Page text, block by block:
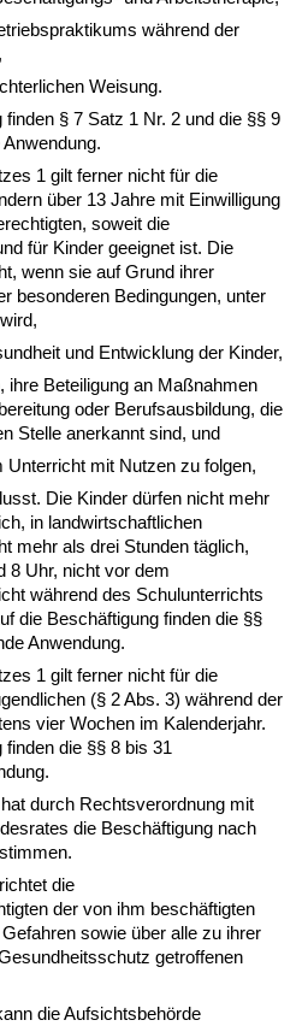
während der
Weisung.
§ 7 Satz 1 Nr. 2 und die §§ 9
1 gilt ferner nicht für die
über 13 Jahre mit Einwilligung
soweit die
für Kinder geeignet ist. Die
wenn sie auf Grund ihrer
besonderen Bedingungen, unter
und Entwicklung der Kinder,
ihre Beteiligung an Maßnahmen
oder Berufsausbildung, die
Stelle anerkannt sind, und
Unterricht mit Nutzen zu folgen,
Die Kinder dürfen nicht mehr
in landwirtschaftlichen
mehr als drei Stunden täglich,
8 Uhr, nicht vor dem
während des Schulunterrichts
die Beschäftigung finden die §§
Anwendung.
1 gilt ferner nicht für die
(§ 2 Abs. 3) während der
vier Wochen im Kalenderjahr.
die §§ 8 bis 31
durch Rechtsverordnung mit
die Beschäftigung nach
die
der von ihm beschäftigten
sowie über alle zu ihrer
getroffenen
die Aufsichtsbehörde